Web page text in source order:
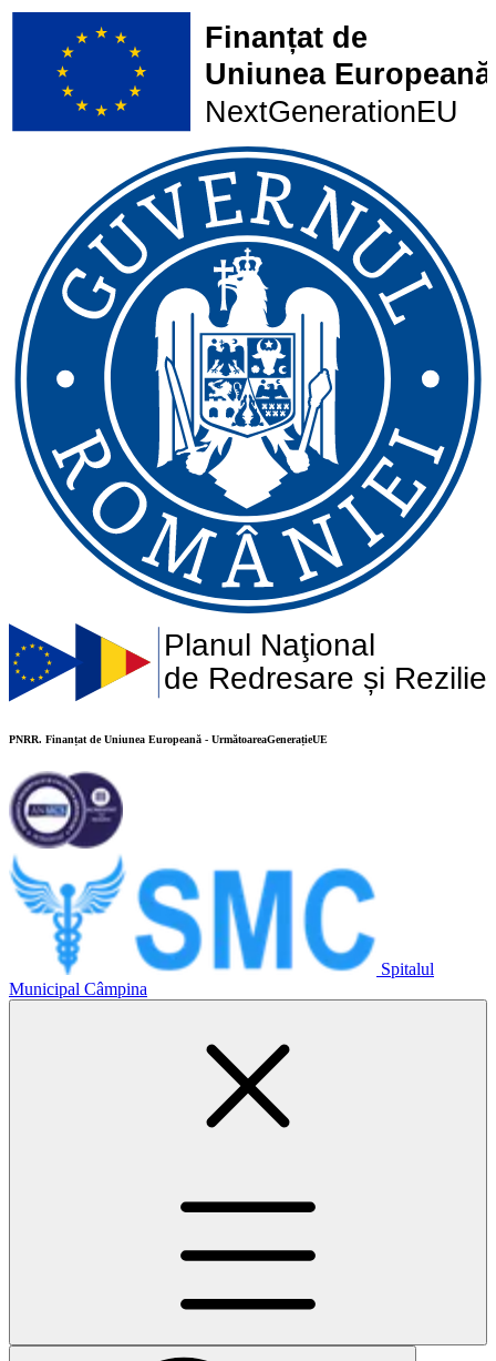
Finanțat de
Uniunea Europeană
NextGenerationEU
Planul Naţional
de Redresare și
PNRR. Finanțat de Uniunea Europeană - UrmătoareaGenerațieUE
Spitalul
Municipal Câmpina